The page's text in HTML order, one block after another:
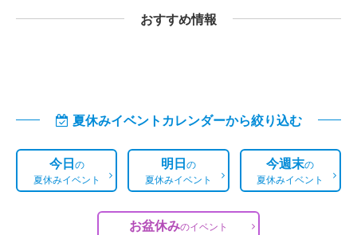
おすすめ情報
夏休みイベントカレンダーから絞り込む
今日の
夏休みイベント
明日の
夏休みイベント
今週末の
夏休みイベント
お盆休みのイベント